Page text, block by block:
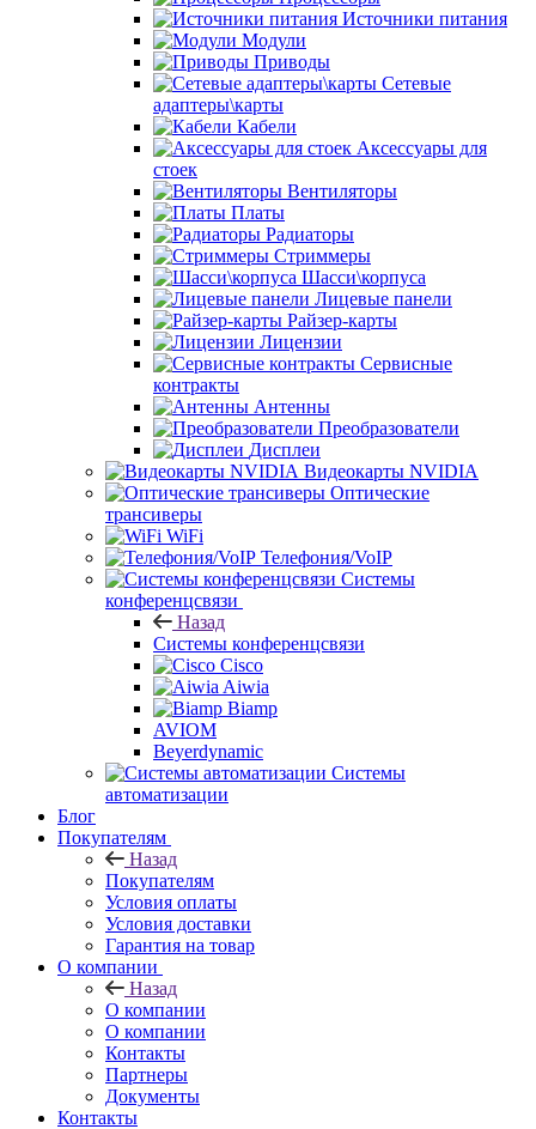
Источники питания
Модули
Приводы
Сетевые
адаптеры\карты
Кабели
Аксессуары для
стоек
Вентиляторы
Платы
Радиаторы
Стриммеры
Шасси\корпуса
Лицевые панели
Райзер-карты
Лицензии
Сервисные
контракты
Антенны
Преобразователи
Дисплеи
Видеокарты NVIDIA
Оптические
трансиверы
WiFi
Телефония/VoIP
Системы
конференцсвязи
Назад
Системы конференцсвязи
Cisco
Aiwia
Biamp
AVIOM
Beyerdynamic
Системы
автоматизации
Блог
Покупателям
Назад
Покупателям
Условия оплаты
Условия доставки
Гарантия на товар
О компании
Назад
О компании
О компании
Контакты
Партнеры
Документы
Контакты